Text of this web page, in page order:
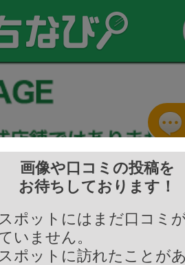
画像や口コミの投稿を
お待ちしております！
ポットにはまだ口コミ
いません。
ポットに訪れたことが